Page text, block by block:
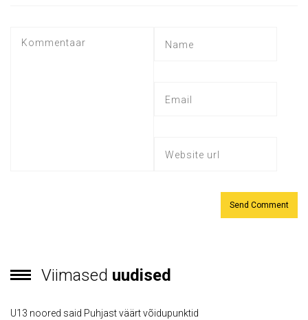
Viimased uudised
U13 noored said Puhjast väärt võidupunktid